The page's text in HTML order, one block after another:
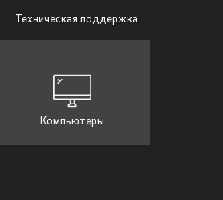
Техническая поддержка
Компьютеры